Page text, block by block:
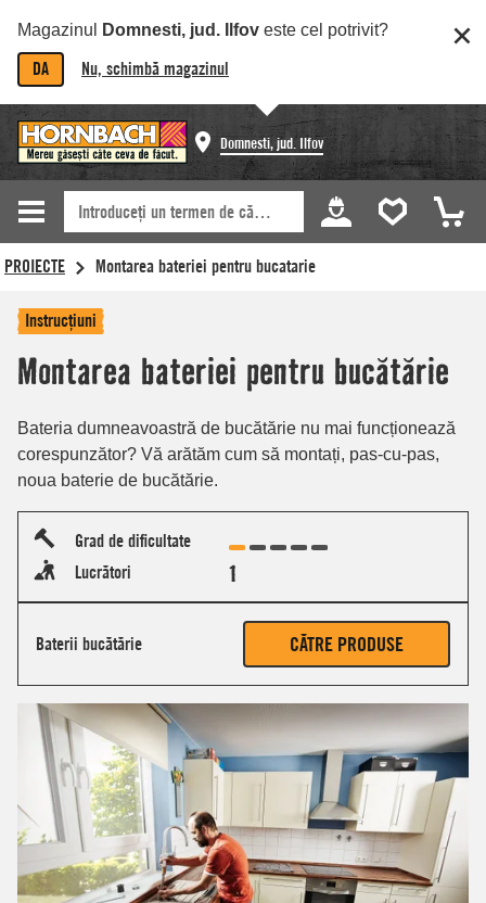
Magazinul Domnesti, jud. Ilfov este cel potrivit?
DA Nu, schimbă magazinul
Domnesti, jud. Ilfov